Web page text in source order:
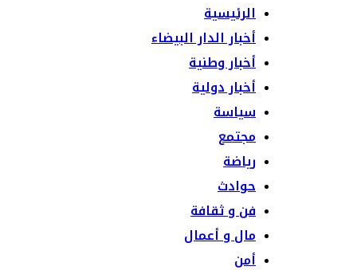
الرئيسية
أخبار الدار البيضاء
أخبار وطنية
أخبار دولية
سياسة
مجتمع
رياضة
حوادث
فن و ثقافة
مال و أعمال
أمن